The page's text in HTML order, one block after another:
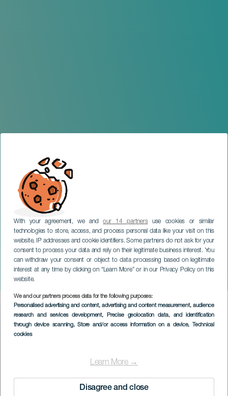
With your agreement, we andour 14 partnersuse cookies or similar
technologies to store, access, and process personal data like your visit on this
website, IP addresses and cookie identifiers. Some partners do not ask for your
consent to process your data and rely on their legitimate business interest. You
can withdraw your consent or object to data processing based on legitimate
interest at any time by clicking on “Learn More” or in our Privacy Policy on this
website.
We and our partners process data for the following purposes:
Personalised advertising and content, advertising and content measurement, audience
research and services development, Precise geolocation data, and identification
through device scanning, Store and/or access information on a device, Technical
cookies
Learn More →
Disagree and close
Demolition Bike
TENERIFE
Imagen
Listado